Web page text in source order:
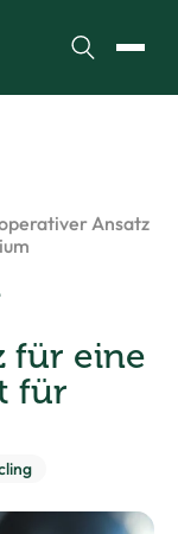
Suchen
Ansatz
für eine
für